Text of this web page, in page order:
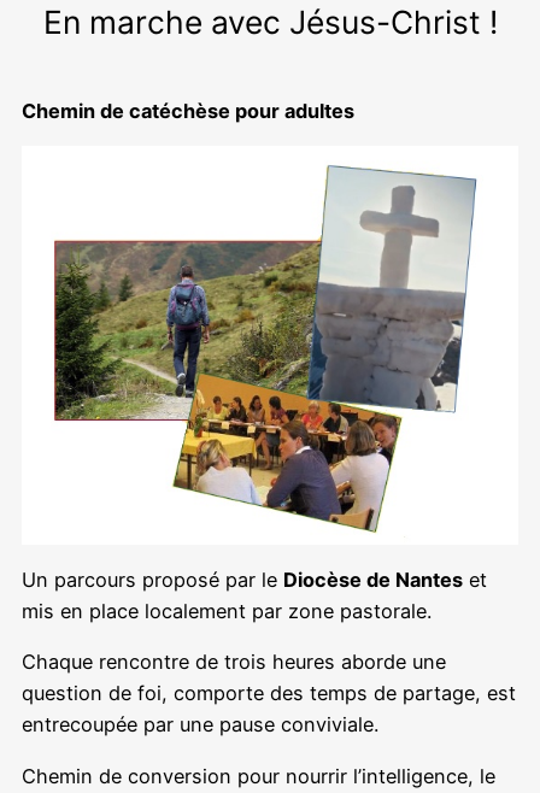
En marche avec Jésus-Christ !
Chemin de catéchèse pour adultes
Un parcours proposé par le Diocèse de Nantes et
mis en place localement par zone pastorale.
Chaque rencontre de trois heures aborde une
question de foi, comporte des temps de partage, est
entrecoupée par une pause conviviale.
Chemin de conversion pour nourrir l’intelligence, le